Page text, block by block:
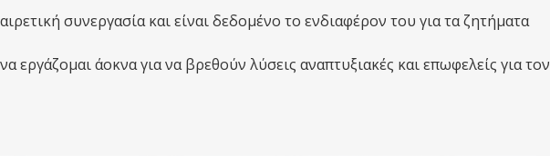
συνεργασία και είναι δεδομένο το ενδιαφέρον του για τα ζητήματα
εργάζομαι άοκνα για να βρεθούν λύσεις αναπτυξιακές και επωφελείς για τον